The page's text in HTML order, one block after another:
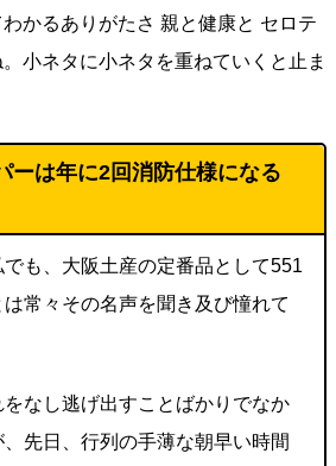
かるありがたさ 親と健康と セロテ
小ネタに小ネタを重ねていくと止ま
ーは年に2回消防仕様になる
も、大阪土産の定番品として551
常々その名声を聞き及び憧れて
なし逃げ出すことばかりでなか
先日、行列の手薄な朝早い時間